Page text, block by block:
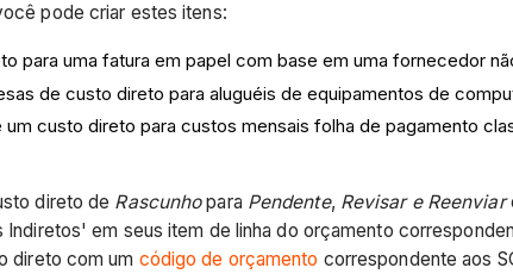
pode criar estes itens:
para uma fatura em papel com base em uma fornecedor
de custo direto para aluguéis de equipamentos de
um custo direto para custos mensais folha de pagamento
direto de Rascunhopara Pendente, Revisar e Reenviar
em seus item de linha do orçamento
direto com um código de orçamento correspondente aos